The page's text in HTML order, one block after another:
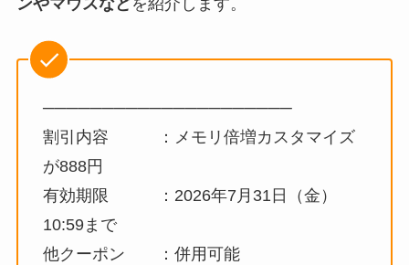
─────────────────────
割引内容 ：メモリ倍増カスタマイズ
が888円
有効期限 ：2026年7月31日（金）
10:59まで
他クーポン ：併用可能